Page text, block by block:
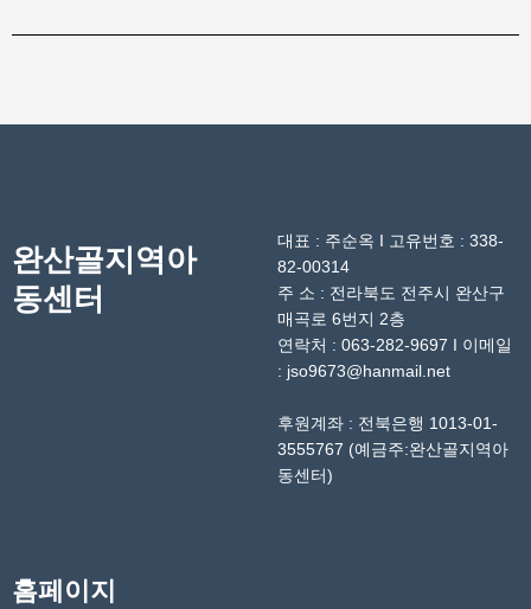
완산골지역아
동센터
대표 : 주순옥 I 고유번호 : 338-
82-00314
주 소 : 전라북도 전주시 완산구
매곡로 6번지 2층
연락처 : 063-282-9697 I 이메일
: jso9673@hanmail.net
후원계좌 : 전북은행 1013-01-
3555767 (예금주:완산골지역아
동센터)
홈페이지